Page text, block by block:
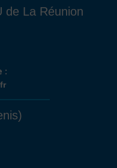
de La Réunion
: